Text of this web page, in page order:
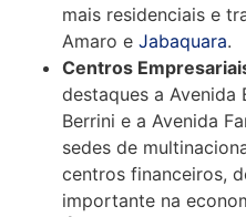
mais residenciais e
Amaro e Jabaquara.
Centros
destaques a Avenida
Berrini e a Avenida
sedes de
centros financeiros,
importante na